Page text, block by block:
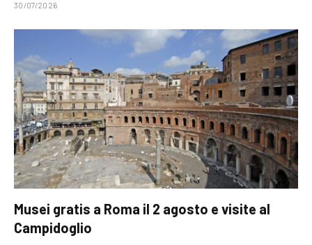
30/07/2026
Musei gratis a Roma il 2 agosto e visite al
Campidoglio